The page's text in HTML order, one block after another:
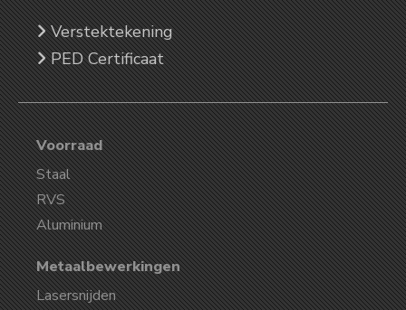
Verstektekening
PED Certificaat
Voorraad
Staal
RVS
Aluminium
Metaalbewerkingen
Lasersnijden